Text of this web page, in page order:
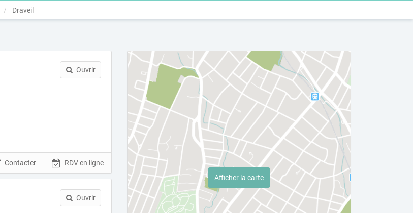
Draveil
Ouvrir
RDV en ligne
Contacter
Ouvrir
Afficher la carte